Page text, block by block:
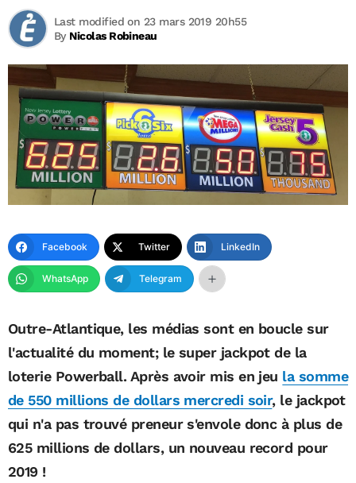
By Nicolas Robineau
Last modified on 23 mars 2019 20h55
Facebook Twitter LinkedIn
WhatsApp Telegram
Outre-Atlantique, les médias sont en boucle sur
l'actualité du moment; le super jackpot de la
loterie Powerball. Après avoir mis en jeu la somme
de 550 millions de dollars mercredi soir, le jackpot
qui n'a pas trouvé preneur s'envole donc à plus de
625 millions de dollars, un nouveau record pour
2019 !